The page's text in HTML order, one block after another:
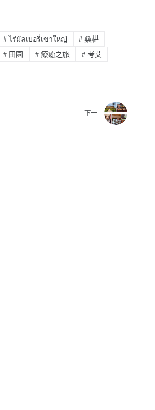
#ไร่มัลเบอรี่เขาใหญ่ # 桑椹
# 田園 # 療癒之旅 # 考艾
下一